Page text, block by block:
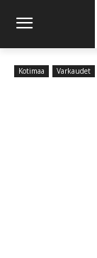
Kotimaa Varkaudet